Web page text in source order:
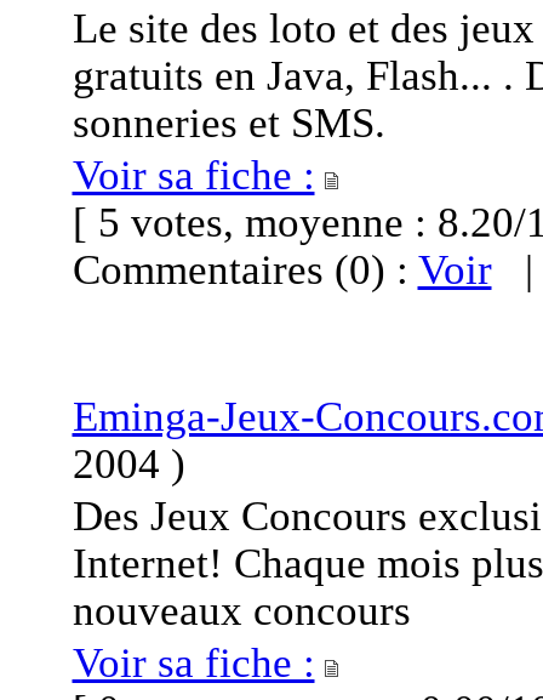
Le site des loto et des
gratuits en Java, Flash...
sonneries et SMS.
Voir sa fiche :
[ 5 votes, moyenne :
Commentaires (0) : Voir
Eminga-Jeux-
2004 )
Des Jeux Concours
Internet! Chaque mois
nouveaux concours
Voir sa fiche :